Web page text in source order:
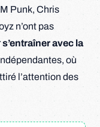
Punk, Chris
n’ont pas
s’entraîner avec la
où
l’attention des